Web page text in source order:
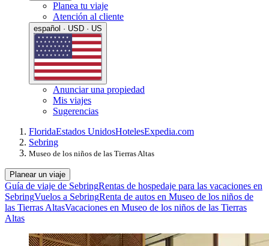
Planea tu viaje
Atención al cliente
español · USD · US
Anunciar una propiedad
Mis viajes
Sugerencias
FloridaEstados UnidosHotelesExpedia.com
Sebring
Museo de los niños de las Tierras Altas
Planear un viaje
Guía de viaje de SebringRentas de hospedaje para las vacaciones en
SebringVuelos a SebringRenta de autos en Museo de los niños de
las Tierras AltasVacaciones en Museo de los niños de las Tierras
Altas